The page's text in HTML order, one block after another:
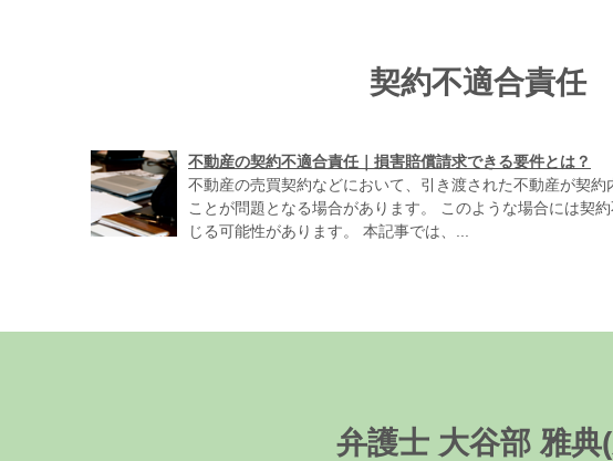
契約不適合責任
不動産の契約不適合責任｜損害賠償請求できる要件とは？
不動産の売買契約などにおいて、引き渡された不動産が契約
ことが問題となる場合があります。 このような場合には契
じる可能性があります。 本記事では、...
弁護士 大谷部 雅